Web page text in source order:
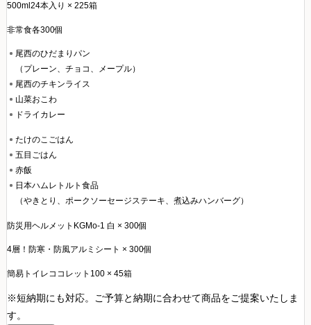
500ml24本入り × 225箱
非常食各300個
尾西のひだまりパン
（プレーン、チョコ、メープル）
尾西のチキンライス
山菜おこわ
ドライカレー
たけのこごはん
五目ごはん
赤飯
日本ハムレトルト食品
（やきとり、ポークソーセージステーキ、煮込みハンバーグ）
防災用ヘルメットKGMo-1 白 × 300個
4層！防寒・防風アルミシート × 300個
簡易トイレココレット100 × 45箱
※短納期にも対応。ご予算と納期に合わせて商品をご提案いたしま
す。